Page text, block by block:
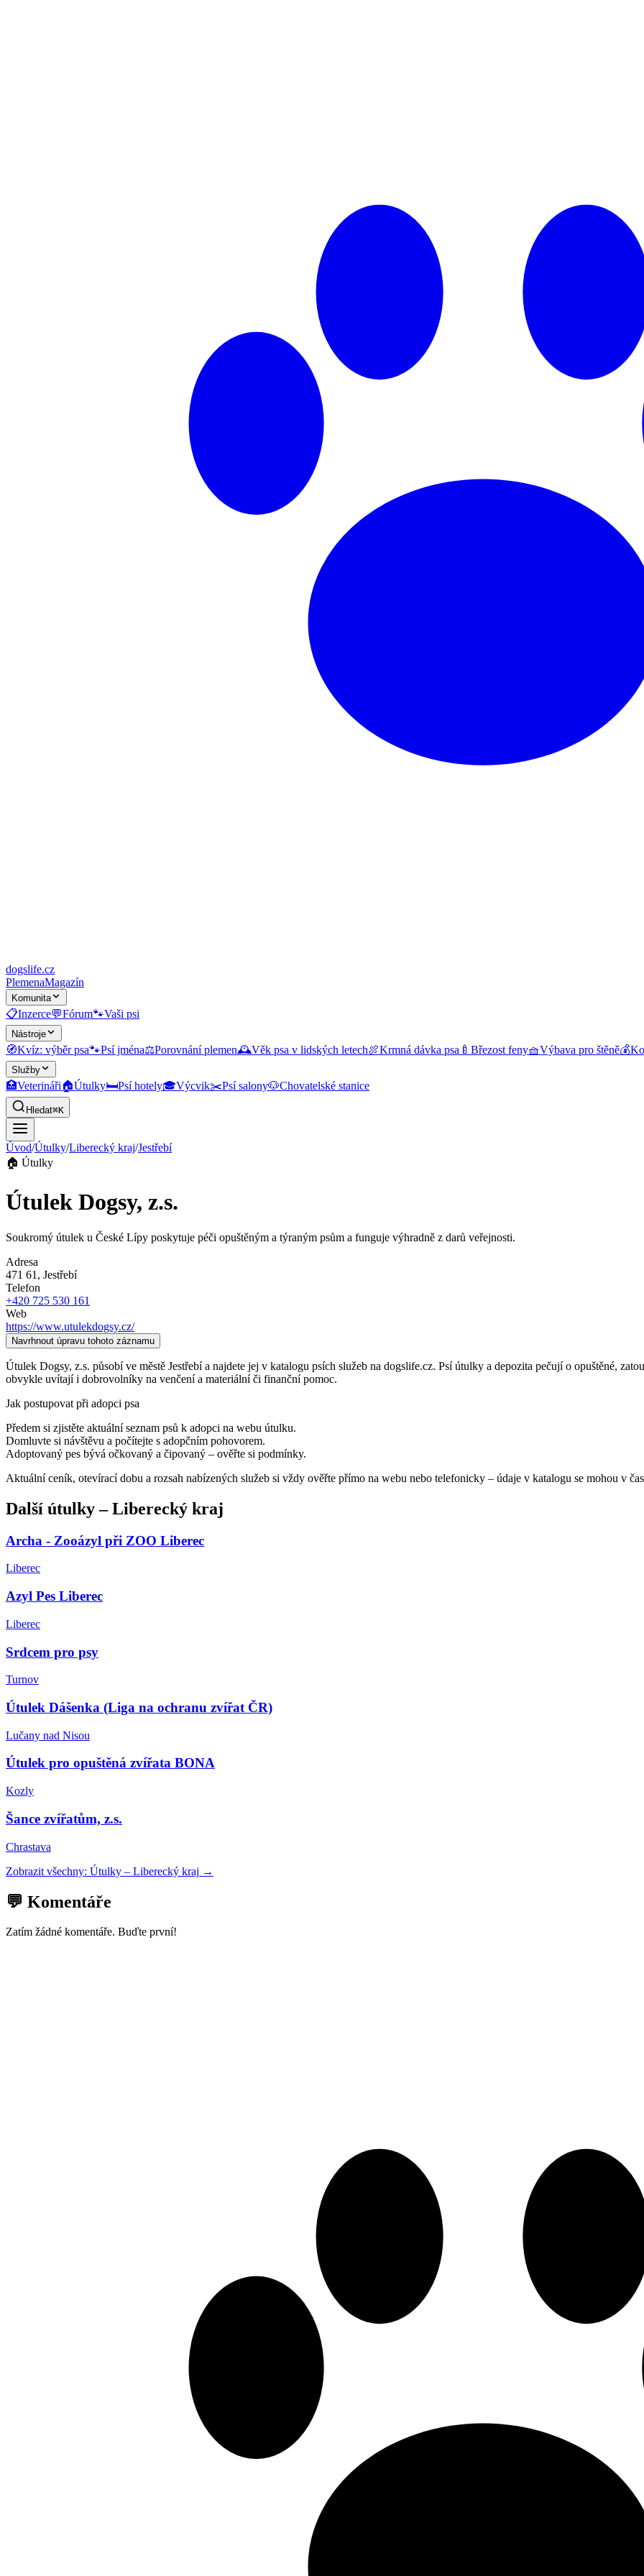
dogslife.cz
PlemenaMagazín
Komunita
📋Inzerce💬Fórum🐾Vaši psi
Nástroje
🧭Kvíz: výběr psa🐾Psí jména⚖️Porovnání plemen🕰️Věk psa v lidských letech🍖Krmná dávka psa 🍼 Březost feny🧺Výbava pro štěně💰
Služby
🏥Veterináři🏠Útulky🛏️Psí hotely🎓Výcvik✂️Psí salony🐶Chovatelské stanice
Hledat⌘K
Úvod/Útulky/Liberecký kraj/Jestřebí
🏠 Útulky
Útulek Dogsy, z.s.
Soukromý útulek u České Lípy poskytuje péči opuštěným a týraným psům a funguje výhradně z darů veřejnosti.
Adresa
471 61 , Jestřebí
Telefon
+420 725 530 161
Web
https://www.utulekdogsy.cz/
Navrhnout úpravu tohoto záznamu
Útulek Dogsy, z.s. působí ve městě Jestřebí a najdete jej v katalogu psích služeb na dogslife.cz. Psí útulky a depozita pečují o opuštěné,
obvykle uvítají i dobrovolníky na venčení a materiální či finanční pomoc.
Jak postupovat při adopci psa
Předem si zjistěte aktuální seznam psů k adopci na webu útulku.
Domluvte si návštěvu a počítejte s adopčním pohovorem.
Adoptovaný pes bývá očkovaný a čipovaný – ověřte si podmínky.
Aktuální ceník, otevírací dobu a rozsah nabízených služeb si vždy ověřte přímo na webu nebo telefonicky – údaje v katalogu se mohou v
Další útulky–Liberecký kraj
Archa - Zooázyl při ZOO Liberec
Liberec
Azyl Pes Liberec
Liberec
Srdcem pro psy
Turnov
Útulek Dášenka (Liga na ochranu zvířat ČR)
Lučany nad Nisou
Útulek pro opuštěná zvířata BONA
Kozly
Šance zvířatům, z.s.
Chrastava
Zobrazit všechny: Útulky – Liberecký kraj →
💬 Komentáře
Zatím žádné komentáře. Buďte první!